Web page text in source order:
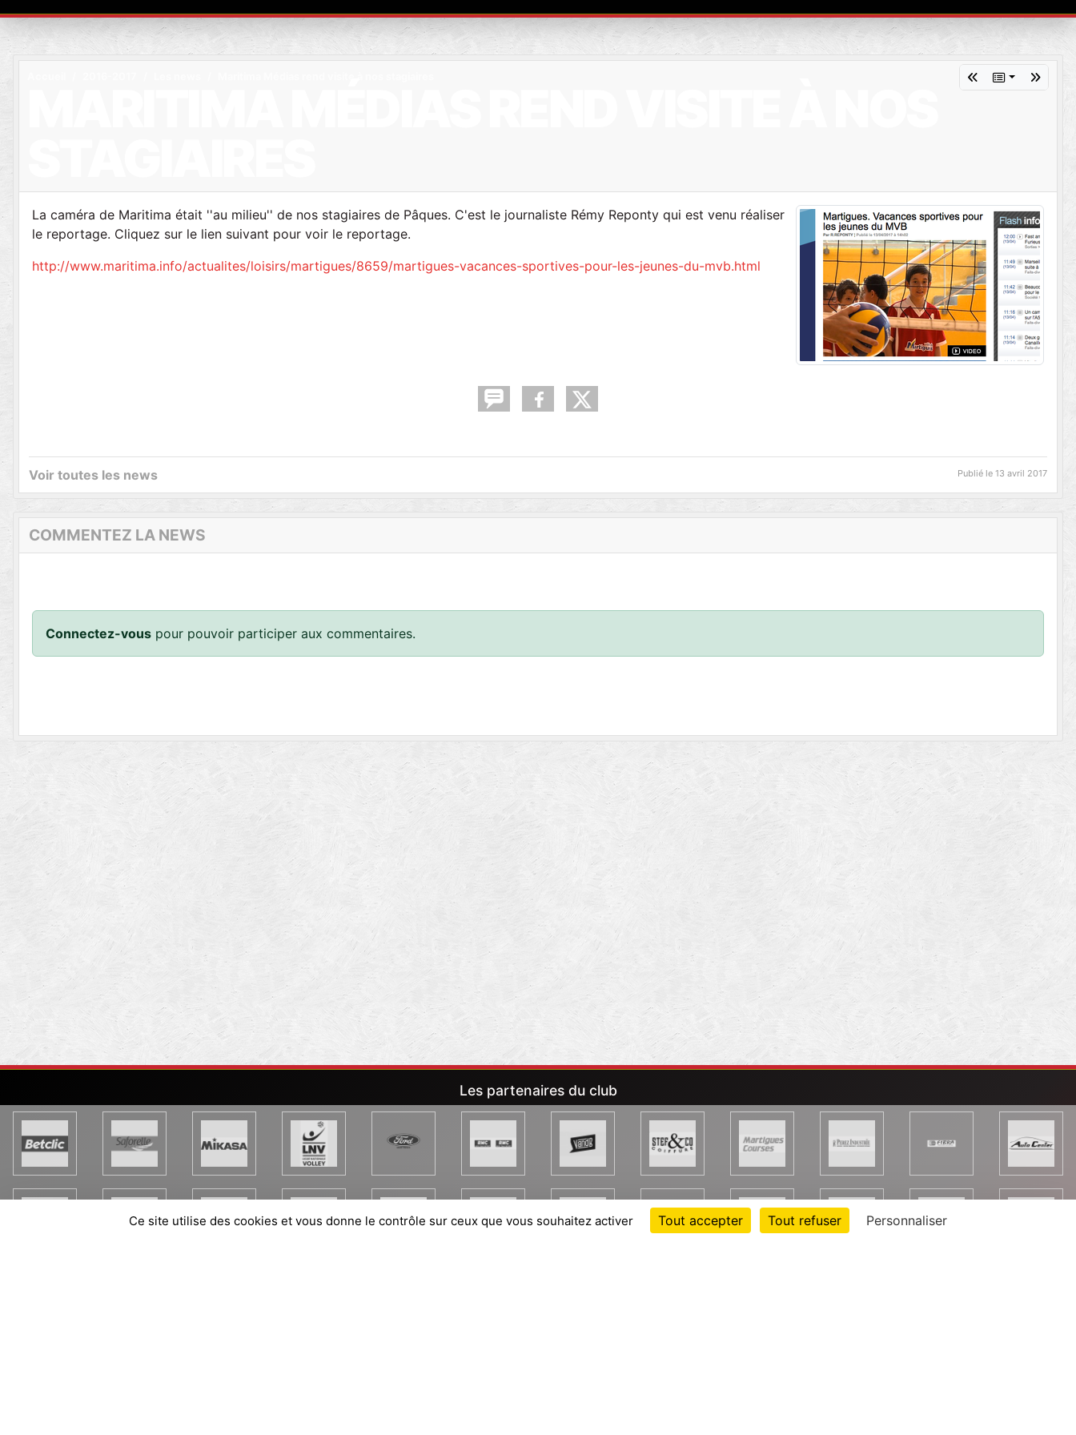
La caméra de Maritima était ''au milieu'' de nos stagiaires de Pâques. C'est le journaliste Rémy Reponty qui est venu réaliser
le reportage. Cliquez sur le lien suivant pour voir le reportage.
http://www.maritima.info/actualites/loisirs/martigues/8659/martigues-vacances-sportives-pour-les-jeunes-du-mvb.html
Voir toutes les news Publié le 13 avril 2017
COMMENTEZ LA NEWS
Connectez-vous pour pouvoir participer aux commentaires.
Les partenaires du club
Ce site utilise des cookies et vous donne le contrôle sur ceux que vous souhaitez activer Tout accepter Tout refuser Personnaliser